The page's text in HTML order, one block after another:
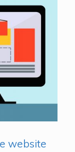
website